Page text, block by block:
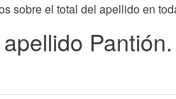
sobre el total del apellido en
Pantión.